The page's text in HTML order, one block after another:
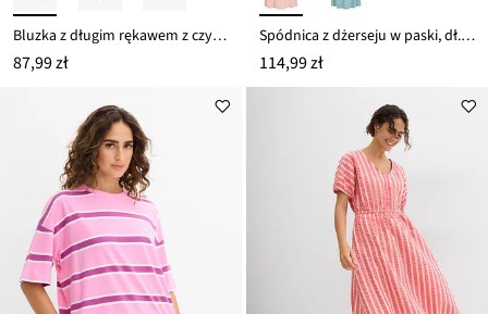
Bluzka z długim rękawem z czystej bawełny
87,99 zł
Spódnica z dżerseju w paski, dł. zakrywająca kolana
114,99 zł